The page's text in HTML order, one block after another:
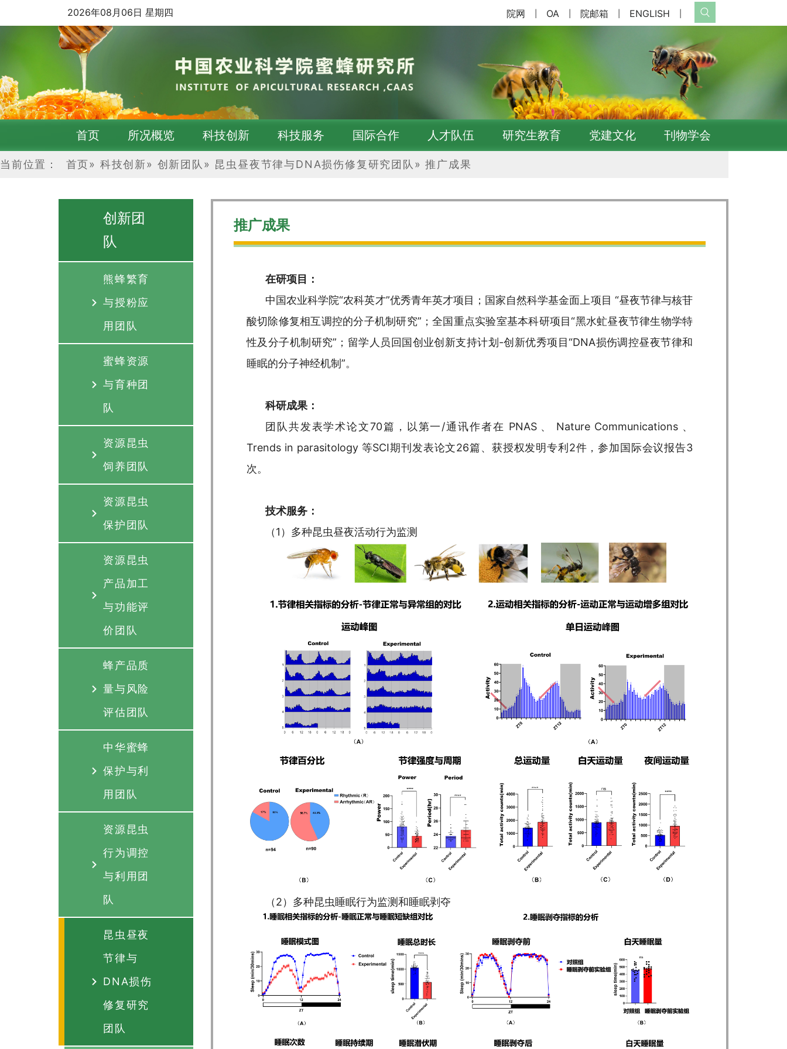
2026年08月06日 星期四 院网 OA 院邮箱 ENGLISH
首页 所况概览 科技创新 科技服务 国际合作 人才队伍 研究生教育 党建文化 刊物学会
当前位置： 首页» 科技创新» 创新团队 » 昆虫昼夜节律与DNA损伤修复研究团队 »推广成果
创新团
队
熊蜂繁育
与授粉应
用团队
蜜蜂资源
与育种团
队
资源昆虫
饲养团队
资源昆虫
保护团队
资源昆虫
产品加工
与功能评
价团队
蜂产品质
量与风险
评估团队
中华蜜蜂
保护与利
用团队
资源昆虫
行为调控
与利用团
队
昆虫昼夜
节律与
DNA损伤
修复研究
团队
推广成果
在研项目：
中国农业科学院“农科英才”优秀青年英才项目；国家自然科学基金面上项目 “昼夜节律与核苷
酸切除修复相互调控的分子机制研究”；全国重点实验室基本科研项目“黑水虻昼夜节律生物学特
性及分子机制研究”；留学人员回国创业创新支持计划-创新优秀项目“DNA损伤调控昼夜节律和
睡眠的分子神经机制”。
科研成果：
团队共发表学术论文70篇，以第一/通讯作者在 PNAS 、 Nature Communications 、
Trends in parasitology 等SCI期刊发表论文26篇、获授权发明专利2件，参加国际会议报告3
次。
技术服务：
（1）多种昆虫昼夜活动行为监测
（2）多种昆虫睡眠行为监测和睡眠剥夺